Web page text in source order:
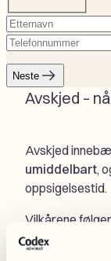
private
Etternavn
Telefonnummer
Neste
Avskjed –
Avskjed
umiddelbart,
oppsigelsestid.
Vilkårene
Arbeidstaker